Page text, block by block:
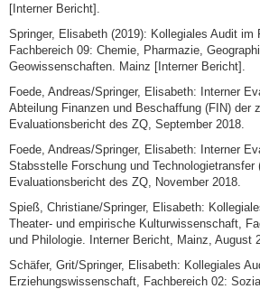
[Interner Bericht].
Springer, Elisabeth (2019): Kollegiales Audit im
Fachbereich 09: Chemie, Pharmazie,
Geowissenschaften. Mainz [Interner Bericht].
Foede, Andreas/Springer, Elisabeth: Interner
Abteilung Finanzen und Beschaffung (FIN) der
Evaluationsbericht des ZQ, September 2018.
Foede, Andreas/Springer, Elisabeth: Interner
Stabsstelle Forschung und Technologietransfer
Evaluationsbericht des ZQ, November 2018.
Spieß, Christiane/Springer, Elisabeth:
Theater- und empirische Kulturwissenschaft,
und Philologie. Interner Bericht, Mainz, August
Schäfer, Grit/Springer, Elisabeth: Kollegiales
Erziehungswissenschaft, Fachbereich 02: